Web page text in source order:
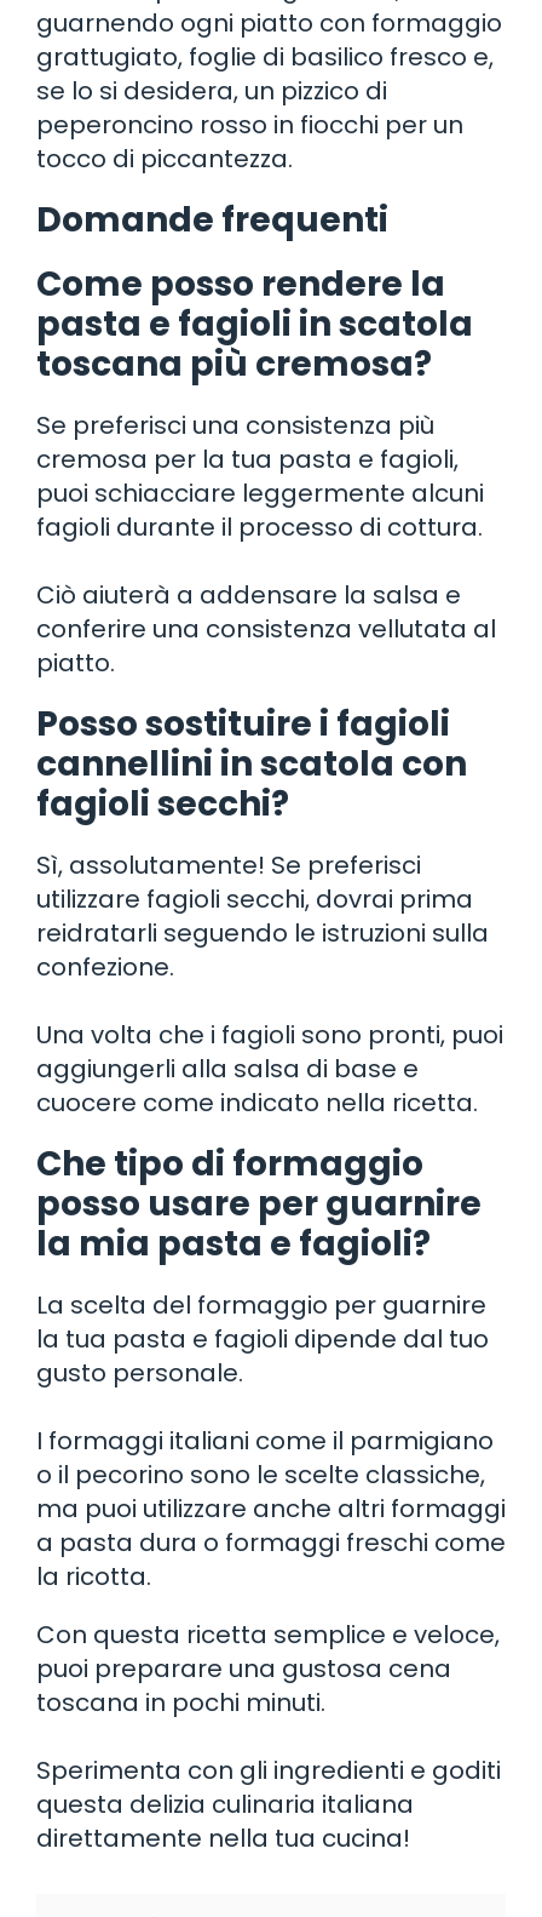
guarnendo ogni piatto con formaggio
grattugiato, foglie di basilico fresco e,
se lo si desidera, un pizzico di
peperoncino rosso in fiocchi per un
tocco di piccantezza.
Domande frequenti
Come posso rendere la
pasta e fagioli in scatola
toscana più cremosa?
Se preferisci una consistenza più
cremosa per la tua pasta e fagioli,
puoi schiacciare leggermente alcuni
fagioli durante il processo di cottura.
Ciò aiuterà a addensare la salsa e
conferire una consistenza vellutata al
piatto.
Posso sostituire i fagioli
cannellini in scatola con
fagioli secchi?
Sì, assolutamente! Se preferisci
utilizzare fagioli secchi, dovrai prima
reidratarli seguendo le istruzioni sulla
confezione.
Una volta che i fagioli sono pronti, puoi
aggiungerli alla salsa di base e
cuocere come indicato nella ricetta.
Che tipo di formaggio
posso usare per guarnire
la mia pasta e fagioli?
La scelta del formaggio per guarnire
la tua pasta e fagioli dipende dal tuo
gusto personale.
I formaggi italiani come il parmigiano
o il pecorino sono le scelte classiche,
ma puoi utilizzare anche altri formaggi
a pasta dura o formaggi freschi come
la ricotta.
Con questa ricetta semplice e veloce,
puoi preparare una gustosa cena
toscana in pochi minuti.
Sperimenta con gli ingredienti e goditi
questa delizia culinaria italiana
direttamente nella tua cucina!